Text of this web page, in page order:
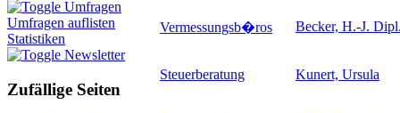
Umfragen
Umfragen auflisten
Statistiken
Newsletter
Zufällige Seiten
Vermessungsb�ros Becker, H.-J.
Steuerberatung Kunert, Ursula